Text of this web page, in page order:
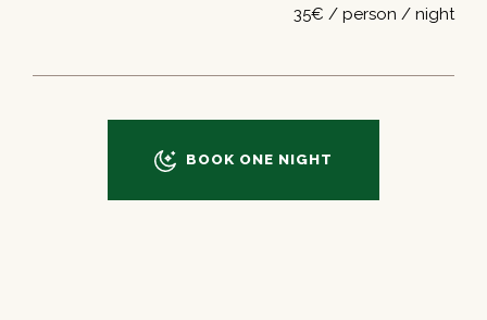
35€ / person / night
BOOK ONE NIGHT